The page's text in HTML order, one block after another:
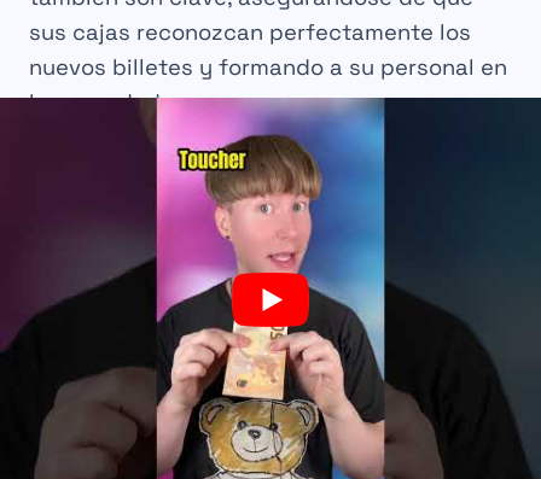
sus cajas reconozcan perfectamente los
nuevos billetes y formando a su personal en
las novedades.
Los bancos en línea como Boursorama
Banque y Fortuneo toman la iniciativa en
asesoramiento digital, a menudo a través de
sus aplicaciones móviles, para acompañar a
sus clientes en este cambio. Por ejemplo,
una guía sobre losnuevos billetes de 10
se actualiza periódicamente en los
espacios para clientes para facilitar la
identificación y el uso diario.
🛍️
Aprendizaje de las nuevas seguridades